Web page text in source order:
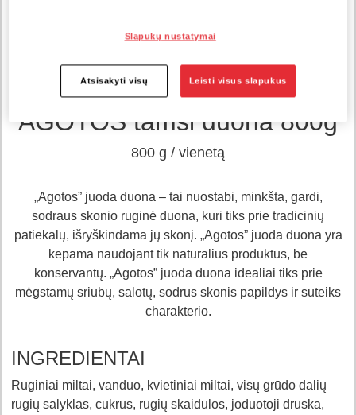
Prekės numeris 32695
AGOTOS tamsi duona 800g
800 g / vienetą
„Agotos” juoda duona – tai nuostabi, minkšta, gardi,
sodraus skonio ruginė duona, kuri tiks prie tradicinių
patiekalų, išryškindama jų skonį. „Agotos” juoda duona yra
kepama naudojant tik natūralius produktus, be
konservantų. „Agotos” juoda duona idealiai tiks prie
mėgstamų sriubų, salotų, sodrus skonis papildys ir suteiks
charakterio.
INGREDIENTAI
Ruginiai miltai, vanduo, kvietiniai miltai, visų grūdo dalių
rugių salyklas, cukrus, rugių skaidulos, joduotoji druska,
Slapukų nustatymai
Atsisakyti visų Leisti visus slapukus